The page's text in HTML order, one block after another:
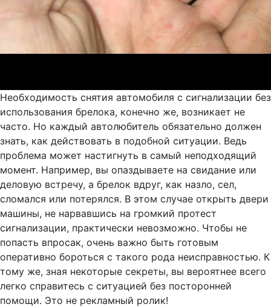
Необходимость снятия автомобиля с сигнализации без
использования брелока, конечно же, возникает не
часто. Но каждый автолюбитель обязательно должен
знать, как действовать в подобной ситуации. Ведь
проблема может настигнуть в самый неподходящий
момент. Например, вы опаздываете на свидание или
деловую встречу, а брелок вдруг, как назло, сел,
сломался или потерялся. В этом случае открыть двери
машины, не нарвавшись на громкий протест
сигнализации, практически невозможно. Чтобы не
попасть впросак, очень важно быть готовым
оперативно бороться с такого рода неисправностью. К
тому же, зная некоторые секреты, вы вероятнее всего
легко справитесь с ситуацией без посторонней
помощи. Это не рекламный ролик!